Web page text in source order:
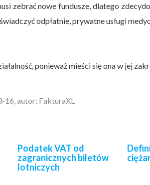
zebrać nowe fundusze, dlatego
odpłatnie, prywatne usługi
ponieważ mieści się ona w jej
16, autor: FakturaXL
Podatek VAT od
zagranicznych biletów
lotniczych